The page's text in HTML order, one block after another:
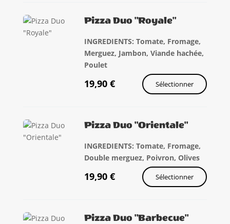
Pizza Duo "Royale"
INGREDIENTS: Tomate, Fromage,
Merguez, Jambon, Viande hachée,
Poulet
19,90 € Sélectionner
Pizza Duo "Orientale"
INGREDIENTS: Tomate, Fromage,
Double merguez, Poivron, Olives
19,90 € Sélectionner
Pizza Duo "Barbecue"